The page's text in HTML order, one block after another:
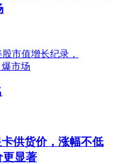
供货价，涨幅不低
更显著